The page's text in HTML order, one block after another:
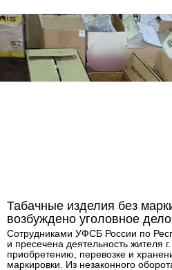
Табачные изделия без
возбуждено уголовное дело
Сотрудниками УФСБ России по
и пресечена деятельность жителя
приобретению, перевозке и
маркировки. Из незаконного